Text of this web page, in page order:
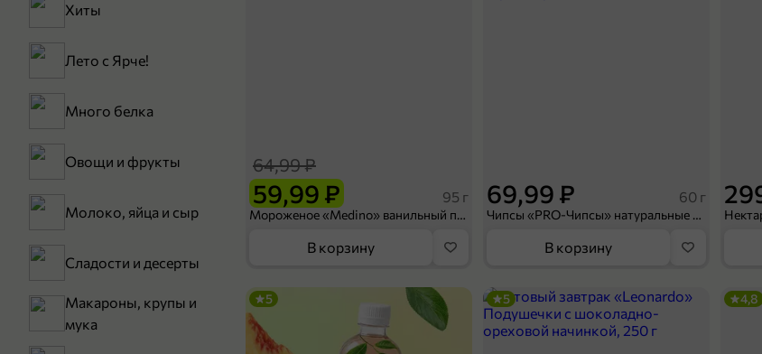
Хиты
Лето с Ярче!
Много белка
Овощи и фрукты
Молоко, яйца и сыр
Сладости и десерты
Макароны, крупы и
мука
59,99 ₽
64,99 ₽
95 г
Мороженое «Medino» ванильный пломбир в рожке, 95 г
В корзину
69,99 ₽ 60 г
Чипсы «PRO-Чипсы» натуральные картофельные со вкусом краба, 60 г
В корзину
5 5 4,8